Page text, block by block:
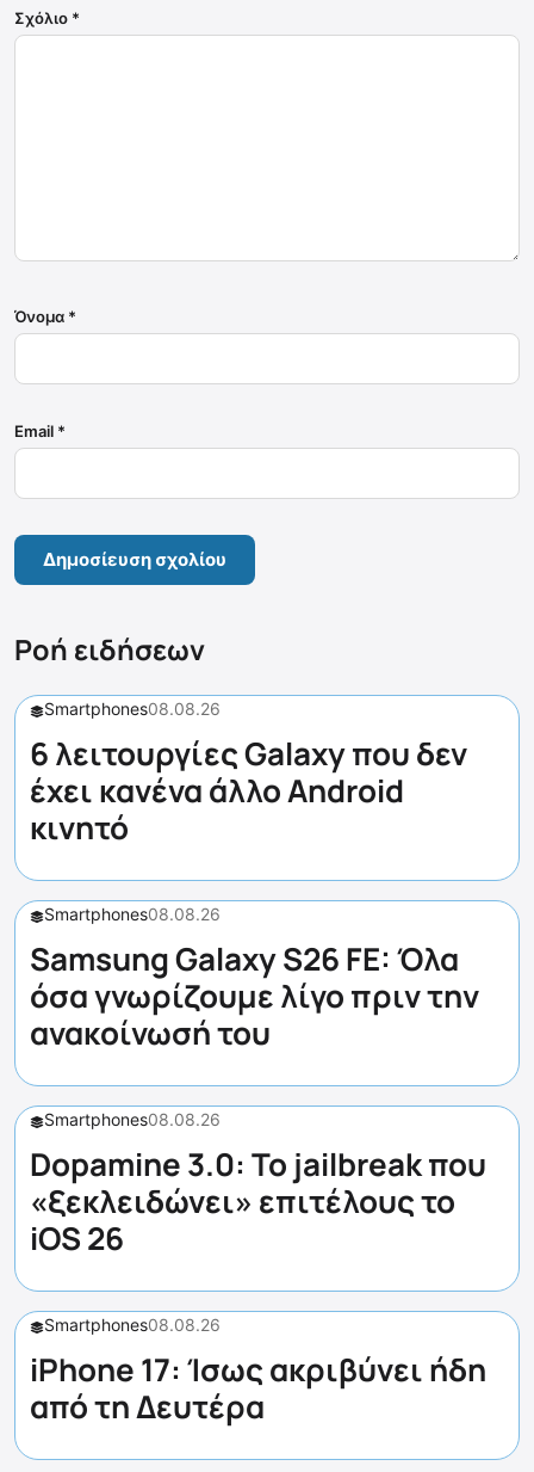
Σχόλιο *
Όνομα *
Email *
Ροή ειδήσεων
Smartphones08.08.26
6 λειτουργίες Galaxy που δεν
έχει κανένα άλλο Android
κινητό
Smartphones08.08.26
Samsung Galaxy S26 FE: Όλα
όσα γνωρίζουμε λίγο πριν την
ανακοίνωσή του
Smartphones08.08.26
Dopamine 3.0: Το jailbreak που
«ξεκλειδώνει» επιτέλους το
iOS 26
Smartphones08.08.26
iPhone 17: Ίσως ακριβύνει ήδη
από τη Δευτέρα